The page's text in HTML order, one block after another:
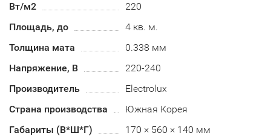
Вт/м2
220
Площадь, до
4 кв. м.
Толщина мата
0.338 мм
Напряжение, В
220-240
Производитель
Electrolux
Страна производства
Южная Корея
Габариты (В*Ш*Г)
170 × 560 × 140 мм